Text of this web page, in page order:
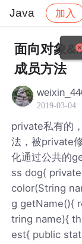
Java 加入
社区 Java
面向对象
成员方法
2019-03-04
private私有的
法，被private
化通过公共的
ss dog{
color(String
g getName(){
tring name){
est{ public